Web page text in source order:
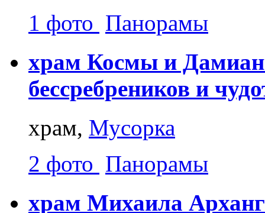
1 фото Панорамы
храм Космы и
бессребреников и
храм, Мусорка
2 фото Панорамы
храм Михаила